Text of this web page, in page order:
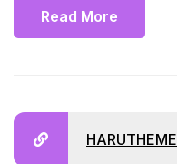
Read More
HARUTHEME